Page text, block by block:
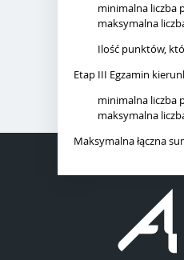
minimalna liczba
maksymalna
Ilość punktów,
Etap III Egzamin
minimalna liczba
maksymalna
Maksymalna łączna